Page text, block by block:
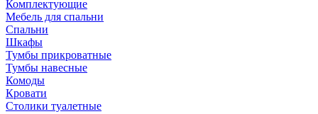
Комплектующие
Мебель для спальни
Спальни
Шкафы
Тумбы прикроватные
Тумбы навесные
Комоды
Кровати
Столики туалетные